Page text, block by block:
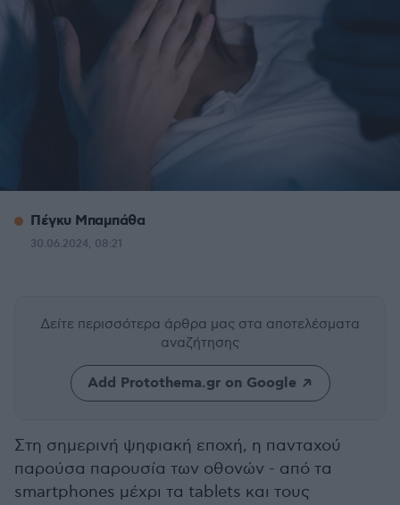
Πέγκυ Μπαμπάθα
30.06.2024, 08:21
Δείτε περισσότερα άρθρα μας στα αποτελέσματα
αναζήτησης
Add Protothema.gr on Google
Στη σημερινή ψηφιακή εποχή, η πανταχού
παρούσα παρουσία των οθονών - από τα
smartphones μέχρι τα tablets και τους